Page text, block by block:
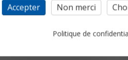
Accepter Non merci
Politique de